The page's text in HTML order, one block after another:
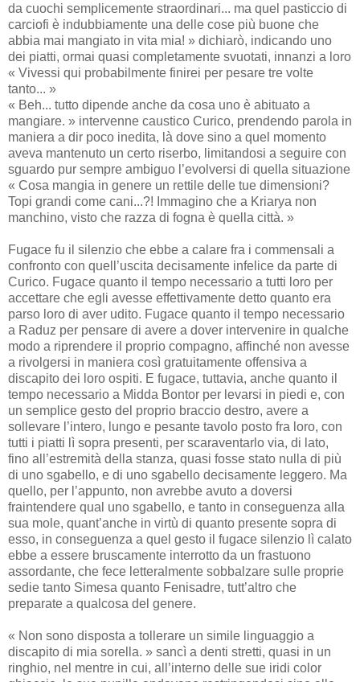
da cuochi semplicemente straordinari... ma quel pasticcio di
carciofi è indubbiamente una delle cose più buone che
abbia mai mangiato in vita mia! » dichiarò, indicando uno
dei piatti, ormai quasi completamente svuotati, innanzi a loro
« Vivessi qui probabilmente finirei per pesare tre volte
tanto... »
« Beh... tutto dipende anche da cosa uno è abituato a
mangiare. » intervenne caustico Curico, prendendo parola in
maniera a dir poco inedita, là dove sino a quel momento
aveva mantenuto un certo riserbo, limitandosi a seguire con
sguardo pur sempre ambiguo l’evolversi di quella situazione
« Cosa mangia in genere un rettile delle tue dimensioni?
Topi grandi come cani...?! Immagino che a Kriarya non
manchino, visto che razza di fogna è quella città. »
Fugace fu il silenzio che ebbe a calare fra i commensali a
confronto con quell’uscita decisamente infelice da parte di
Curico. Fugace quanto il tempo necessario a tutti loro per
accettare che egli avesse effettivamente detto quanto era
parso loro di aver udito. Fugace quanto il tempo necessario
a Raduz per pensare di avere a dover intervenire in qualche
modo a riprendere il proprio compagno, affinché non avesse
a rivolgersi in maniera così gratuitamente offensiva a
discapito dei loro ospiti. E fugace, tuttavia, anche quanto il
tempo necessario a Midda Bontor per levarsi in piedi e, con
un semplice gesto del proprio braccio destro, avere a
sollevare l’intero, lungo e pesante tavolo posto fra loro, con
tutti i piatti lì sopra presenti, per scaraventarlo via, di lato,
fino all’estremità della stanza, quasi fosse stato nulla di più
di uno sgabello, e di uno sgabello decisamente leggero. Ma
quello, per l’appunto, non avrebbe avuto a doversi
fraintendere qual uno sgabello, e tanto in conseguenza alla
sua mole, quant’anche in virtù di quanto presente sopra di
esso, in conseguenza a quel gesto il fugace silenzio lì calato
ebbe a essere bruscamente interrotto da un frastuono
assordante, che fece letteralmente sobbalzare sulle proprie
sedie tanto Simesa quanto Fenisadre, tutt’altro che
preparate a qualcosa del genere.
« Non sono disposta a tollerare un simile linguaggio a
discapito di mia sorella. » sancì a denti stretti, quasi in un
ringhio, nel mentre in cui, all’interno delle sue iridi color